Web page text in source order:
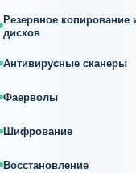
Резервное копирование
дисков
Антивирусные сканеры
Фаерволы
Шифрование
Восстановление